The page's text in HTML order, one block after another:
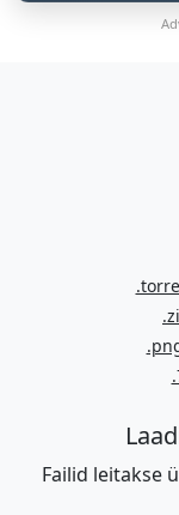
Failid leitakse